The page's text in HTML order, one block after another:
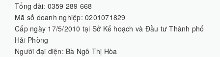
Tổng đài: 0359 289 668
Mã số doanh nghiệp: 0201071829
Cấp ngày 17/5/2010 tại Sở Kế hoạch và Đầu tư Thành phố
Hải Phòng
Người đại diện: Bà Ngô Thị Hòa